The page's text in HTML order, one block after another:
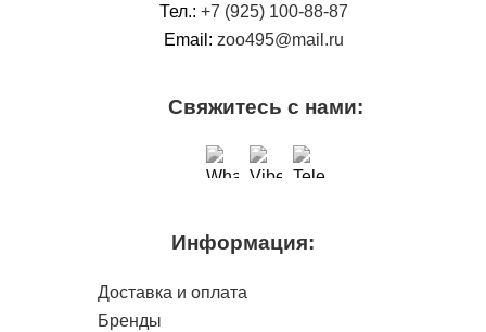
Тел.:+7 (925) 100-88-87
Email: zoo495@mail.ru
Свяжитесь с нами:
Информация:
Доставка и оплата
Бренды